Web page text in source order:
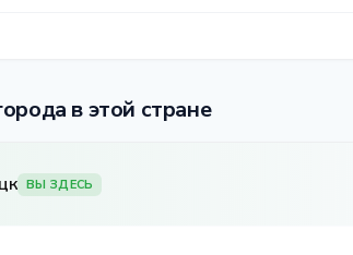
в этой стране
ВЫ ЗДЕСЬ